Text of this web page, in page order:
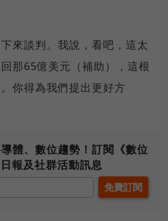
來談判。我說，看吧，這太
那65億美元（補助），這根
你得為我們提出更好方
體、數位趨勢！訂閱《數位
報及社群活動訊息